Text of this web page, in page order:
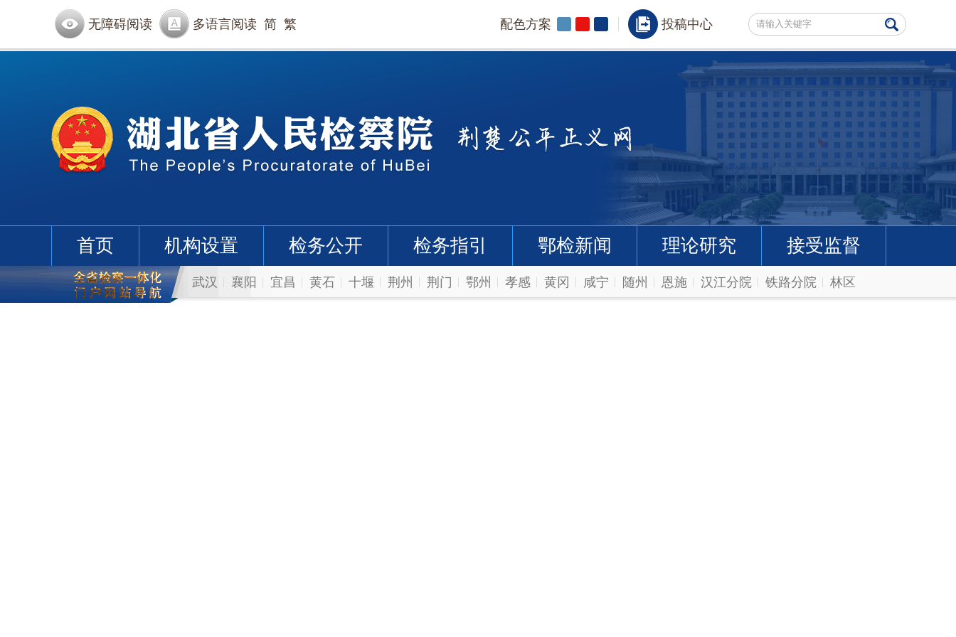
无障碍阅读 多语言阅读 简 繁 配色方案 投稿中心
首页 机构设置 检务公开 检务指引 鄂检新闻 理论研究 接受监督
武汉 襄阳 宜昌 黄石 十堰 荆州 荆门 鄂州 孝感 黄冈 咸宁 随州 恩施 汉江分院 铁路分院 林区